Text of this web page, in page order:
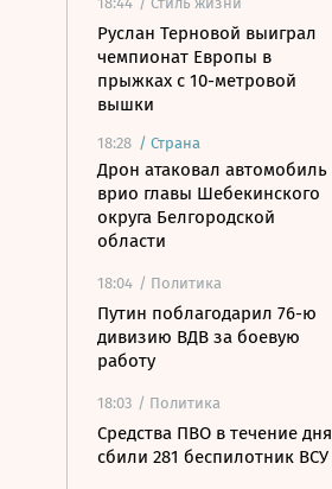
Руслан Терновой выиграл
чемпионат Европы в
прыжках с 10-метровой
вышки
18:28 / Страна
Дрон атаковал автомобиль
врио главы Шебекинского
округа Белгородской
области
18:04 / Политика
Путин поблагодарил 76-ю
дивизию ВДВ за боевую
работу
18:03 / Политика
Средства ПВО в течение дня
сбили 281 беспилотник ВСУ